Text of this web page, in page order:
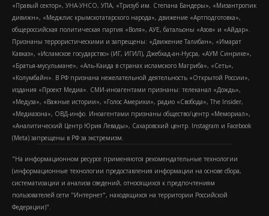
«Правый сектор», УНА-УНСО, УПА, «Тризуб им. Степана Бандеры», «Мизантропик
дивижн», «Меджлис крымскотатарского народа», движение «Артподготовка»,
общероссийская политическая партия «Воля», АУЕ, батальоны «Азов» и «Айдар».
Признаны террористическими и запрещены: «Движение Талибан», «Имарат
Кавказ», «Исламское государство» (ИГ, ИГИЛ), Джебхад-ан-Нусра, «АУМ Синрике»,
«Братья-мусульмане», «Аль-Каида в странах исламского Магриба», «Сеть»,
«Колумбайн». В РФ признана нежелательной деятельность «Открытой России»,
издания «Проект Медиа». СМИ-иноагентами признаны: телеканал «Дождь»,
«Медуза», «Важные истории», «Голос Америки», радио «Свобода», The Insider,
«Медиазона», ОВД-инфо. Иноагентами признаны общество/центр «Мемориал»,
«Аналитический Центр Юрия Левады», Сахаровский центр. Instagram и Facebook
(Metа) запрещены в РФ за экстремизм.
"На информационном ресурсе применяются рекомендательные технологии
(информационные технологии предоставления информации на основе сбора,
систематизации и анализа сведений, относящихся к предпочтениям
пользователей сети "Интернет", находящихся на территории Российской
Федерации)".